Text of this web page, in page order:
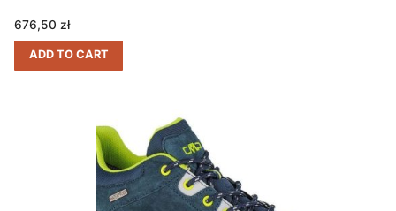
676,50 zł
ADD TO CART